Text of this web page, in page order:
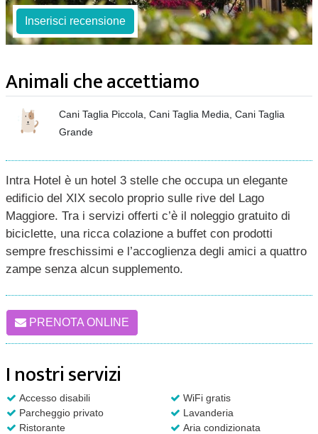
Inserisci recensione
Animali che accettiamo
Cani Taglia Piccola, Cani Taglia Media, Cani Taglia
Grande
Intra Hotel è un hotel 3 stelle che occupa un elegante
edificio del XIX secolo proprio sulle rive del Lago
Maggiore. Tra i servizi offerti c’è il noleggio gratuito di
biciclette, una ricca colazione a buffet con prodotti
sempre freschissimi e l’accoglienza degli amici a quattro
zampe senza alcun supplemento.
PRENOTA ONLINE
I nostri servizi
Accesso disabili
WiFi gratis
Parcheggio privato
Lavanderia
Ristorante
Aria condizionata